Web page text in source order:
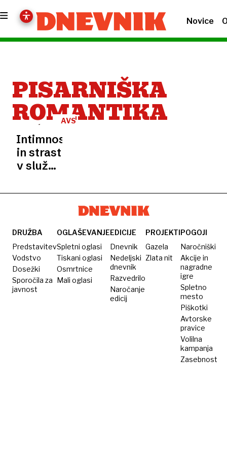
Novice
PISARNIŠKA
ROMANTIKA
AVSTRIJA
Intimnost
in strast
v službi:
kaže, da
zelo
vroče
DRUŽBA
Predstavitev
Vodstvo
Dosežki
Sporočila za
javnost
OGLAŠEVANJE
Spletni oglasi
Tiskani oglasi
Osmrtnice
Mali oglasi
EDICIJE
Dnevnik
Nedeljski
dnevnik
Razvedrilo
Naročanje
edicij
PROJEKTI
Gazela
Zlata nit
POGOJI
Naročniški
Akcije in
nagradne
igre
Spletno
mesto
Piškotki
Avtorske
pravice
Volilna
kampanja
Zasebnost